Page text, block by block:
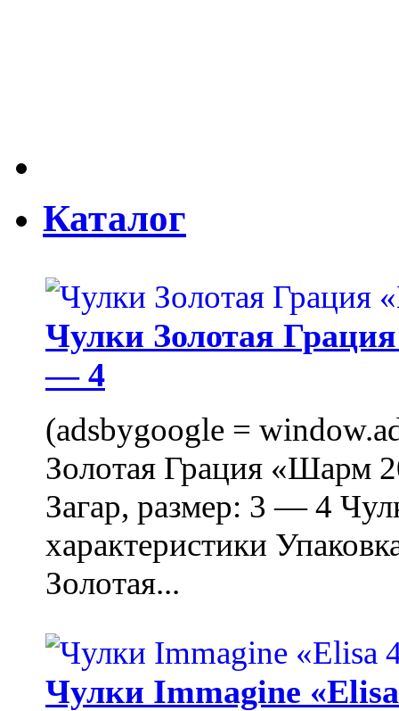
Каталог
Чулки Золотая
— 4
(adsbygoogle =
Золотая Грация «Шарм
Загар, размер: 3 — 4
характеристики
Золотая...
Чулки Immagine